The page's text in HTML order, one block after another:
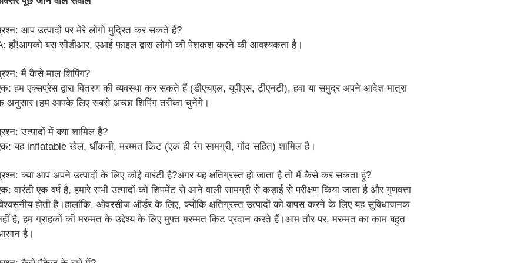
आप उत्पादों पर मेरे लोगो मुद्रित कर सकते हैं?
हाँ!आपको बस सीडीआर, एआई फ़ाइल द्वारा लोगो की पेशकश करने की आवश्यकता है।
मैं कैसे माल शिपिंग?
हम एक्सप्रेस द्वारा वितरण की व्यवस्था कर सकते हैं (डीएचएल, यूपीएस, टीएनटी), हवा या समुद्र अपने आदेश मात्रा
अनुसार।हम आपके लिए सबसे अच्छा शिपिंग तरीका चुनेंगे।
उत्पादों में क्या शामिल है?
यह inflatable खेल, धौंकनी, मरम्मत किट (एक ही रंग सामग्री, गोंद सहित) शामिल है।
क्या आप अपने उत्पादों के लिए कोई वारंटी है?अगर यह क्षतिग्रस्त हो जाता है तो मैं कैसे कर सकता हूं?
वारंटी एक वर्ष है, हमारे सभी उत्पादों को शिपमेंट से आने वाली सामग्री से कड़ाई से परीक्षण किया जाता है और गुणवत्ता
होती है।हालांकि, ओवरसीज ऑर्डर के लिए, क्योंकि क्षतिग्रस्त उत्पादों को वापस करने के लिए यह सुविधाजनक
है, हम ग्राहकों की मरम्मत के उद्देश्य के लिए मुफ्त मरम्मत किट प्रदान करते हैं।आम तौर पर, मरम्मत का काम बहुत
है।